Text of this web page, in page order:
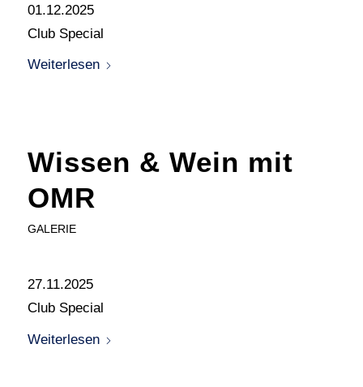
01.12.2025
Club Special
Weiterlesen
Wissen & Wein mit
OMR
GALERIE
27.11.2025
Club Special
Weiterlesen